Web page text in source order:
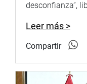
desconfianza”,
Leer más >
Compartir